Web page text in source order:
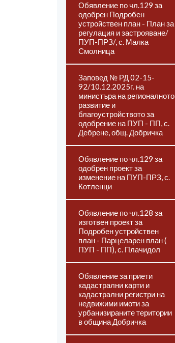
Обявление по чл.129 за
одобрен Подробен
устройствен план - План за
регулация и застрояване/
ПУП-ПРЗ/, с. Малка
Смолница
Заповед № РД 02-15-
92/10.12.2025г. на
министъра на регионалното
развитие и
благоустройството за
одобрение на ПУП - ПП, с.
Дебрене, общ. Добричка
Обявление по чл.129 за
одобрен проект за
изменение на ПУП-ПРЗ, с.
Котленци
Обявление по чл.128 за
изготвен проект за
Подробен устройствен
план - Парцеларен план (
ПУП - ПП), с. Плачидол
Обявление за приети
кадастрални карти и
кадастрални регистри на
недвижими имоти за
урбанизираните територии
в община Добричка